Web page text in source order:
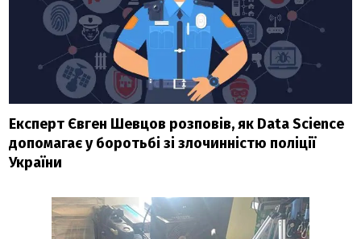
Експерт Євген Шевцов розповів, як Data Science
допомагає у боротьбі зі злочинністю поліції
України